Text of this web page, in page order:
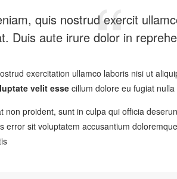
quis nostrud exercit
Duis aute irure dolor in
exercitation ullamco laboris nisi ut
velit essecillum dolore eu fugiat nulla
non proident, sunt in culpa qui officia
error sit voluptatem accusantium